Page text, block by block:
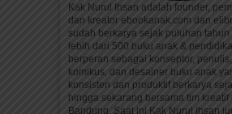
Kak Nurul Ihsan adalah founder,
dan kreator ebookanak.com dan
sudah berkarya sejak puluhan
lebih dari 500 buku anak &
berperan sebagai konseptor,
komikus, dan desainer buku anak
konsisten dan produktif berkarya
hingga sekarang bersama tim kreatif
Bandung. Saat ini Kak Nurul Ihsan